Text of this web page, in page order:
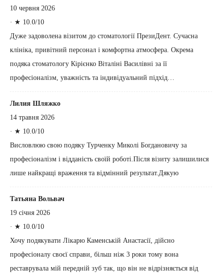
10 червня 2026
· ★ 10.0/10
Дуже задоволена візитом до стоматології ПрезиДент. Сучасна
клініка, привітний персонал і комфортна атмосфера. Окрема
подяка стоматологу Кірієнко Віталіні Василівні за її
професіоналізм, уважність та індивідуальний підхід…
Лилия Шляжко
14 травня 2026
· ★ 10.0/10
Висловлюю свою подяку Турченку Миколі Богдановичу за
професіоналізм і відданість своїй роботі.Після візиту залишилися
лише найкращі враження та відмінний результат.Дякую
Татьяна Вольвач
19 січня 2026
· ★ 10.0/10
Хочу подякувати Лікарю Каменській Анастасії, дійсно
професіоналу своєї справи, більш ніж 3 роки тому вона
реставрувала мій передній зуб так, що він не відрізняється від